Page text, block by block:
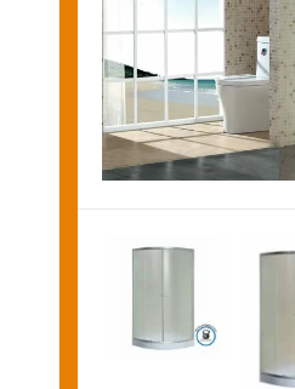
Оставить заявку на звонок
Оплата
Установка
обслуживание